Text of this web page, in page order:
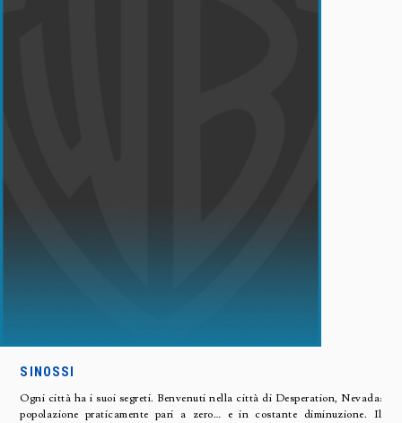
SINOSSI
Ogni città ha i suoi segreti. Benvenuti nella città di Desperation, Nevada:
popolazione praticamente pari a zero… e in costante diminuzione. Il